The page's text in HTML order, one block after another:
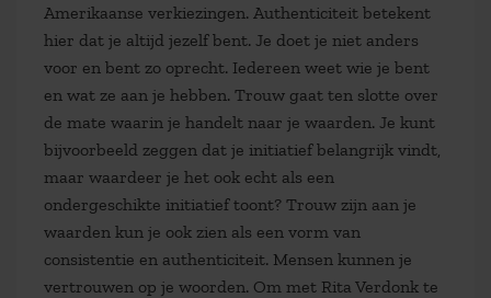
Amerikaanse verkiezingen. Authenticiteit betekent
hier dat je altijd jezelf bent. Je doet je niet anders
voor en bent zo oprecht. Iedereen weet wie je bent
en wat ze aan je hebben. Trouw gaat ten slotte over
de mate waarin je handelt naar je waarden. Je kunt
bijvoorbeeld zeggen dat je initiatief belangrijk vindt,
maar waardeer je het ook echt als een
ondergeschikte initiatief toont? Trouw zijn aan je
waarden kun je ook zien als een vorm van
consistentie en authenticiteit. Mensen kunnen je
vertrouwen op je woorden. Om met Rita Verdonk te